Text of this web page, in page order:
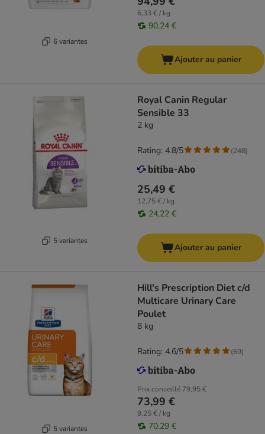
6 variantes
6,33 € / kg
90,24 €
Ajouter au panier
5 variantes
Royal Canin Regular
Sensible 33
2 kg
25,49 €
12,75 € / kg
24,22 €
Rating: 4.8/5 (248)
Ajouter au panier
5 variantes
Hill's Prescription Diet c/d
Multicare Urinary Care
Poulet
8 kg
Prix conseillé 79,95 €
73,99 €
9,25 € / kg
70,29 €
Rating: 4.6/5 (69)